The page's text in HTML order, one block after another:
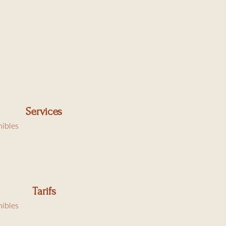
Services
Tarifs